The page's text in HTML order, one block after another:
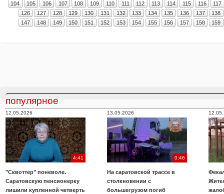
104
105 106 107 108 109 110 111 112 113 114 115 116
117
126
127 128 129 130 131 132 133 134 135 136 137
138
147
148 149 150 151 152 153 154 155 156 157 158 159
популярное
12.05.2026
4:41
"Сквоттер" поневоле.
Саратовскую пенсионерку
лишили купленной четверть
13.05.2026
0:46
На саратовской трассе в
столкновении с
большегрузом погиб